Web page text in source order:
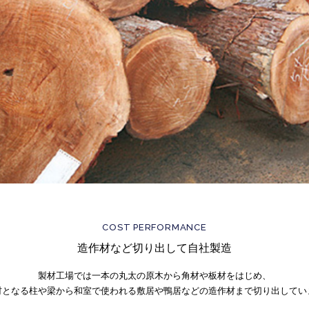
COST PERFORMANCE
造作材など切り出して自社製造
製材工場では一本の丸太の原木から角材や板材をはじめ、
なる柱や梁から和室で使われる敷居や鴨居などの造作材まで切り出して